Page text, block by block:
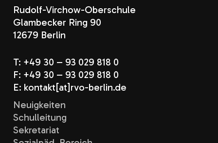
Rudolf-Virchow-Oberschule
Glambecker Ring 90
12679 Berlin
T: +49 30 – 93 029 818 0
F: +49 30 – 93 029 818 0
E: kontakt[at]rvo-berlin.de
Neuigkeiten
Schulleitung
Sekretariat